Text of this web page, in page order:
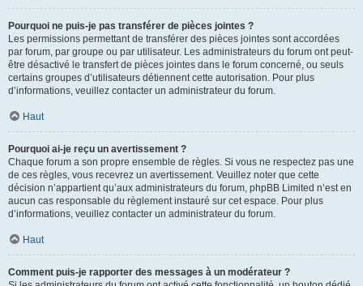
Pourquoi ne puis-je pas transférer de pièces jointes ?
Les permissions permettant de transférer des pièces jointes sont accordées
par forum, par groupe ou par utilisateur. Les administrateurs du forum ont peut-
être désactivé le transfert de pièces jointes dans le forum concerné, ou seuls
certains groupes d’utilisateurs détiennent cette autorisation. Pour plus
d’informations, veuillez contacter un administrateur du forum.
Haut
Pourquoi ai-je reçu un avertissement ?
Chaque forum a son propre ensemble de règles. Si vous ne respectez pas une
de ces règles, vous recevrez un avertissement. Veuillez noter que cette
décision n’appartient qu’aux administrateurs du forum, phpBB Limited n’est en
aucun cas responsable du règlement instauré sur cet espace. Pour plus
d’informations, veuillez contacter un administrateur du forum.
Haut
Comment puis-je rapporter des messages à un modérateur ?